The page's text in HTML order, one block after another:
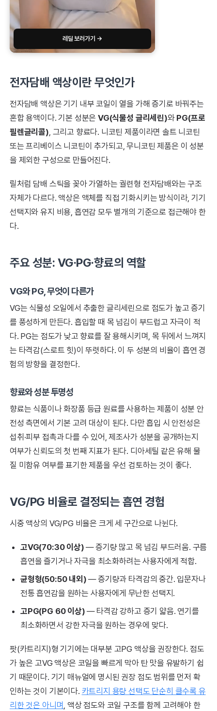
레딜 보러가기 →
전자담배 액상이란 무엇인가
전자담배 액상은 기기 내부 코일이 열을 가해 증기로 바꿔주는
혼합 용액이다. 기본 성분은VG(식물성 글리세린)와 PG(프로
필렌글리콜), 그리고 향료다. 니코틴 제품이라면 솔트 니코틴
또는 프리베이스 니코틴이 추가되고, 무니코틴 제품은 이 성분
을 제외한 구성으로 만들어진다.
릴처럼 담배 스틱을 꽂아 가열하는 궐련형 전자담배와는 구조
자체가 다르다. 액상은 액체를 직접 기화시키는 방식이라, 기기
선택지와 유지 비용, 흡연감 모두 별개의 기준으로 접근해야 한
다.
주요 성분: VG·PG·향료의 역할
VG와 PG, 무엇이 다른가
VG는 식물성 오일에서 추출한 글리세린으로 점도가 높고 증기
를 풍성하게 만든다. 흡입할 때 목 넘김이 부드럽고 자극이 적
다. PG는 점도가 낮고 향료를 잘 용해시키며, 목 뒤에서 느껴지
는 타격감(스로트 힛)이 뚜렷하다. 이 두 성분의 비율이 흡연 경
험의 방향을 결정한다.
향료와 성분 투명성
향료는 식품이나 화장품 등급 원료를 사용하는 제품이 성분 안
전성 측면에서 기본 고려 대상이 된다. 다만 흡입 시 안전성은
섭취·피부 접촉과 다를 수 있어, 제조사가 성분을 공개하는지
여부가 신뢰도의 첫 번째 지표가 된다. 디아세틸 같은 유해 물
질 미함유 여부를 표기한 제품을 우선 검토하는 것이 좋다.
VG/PG 비율로 결정되는 흡연 경험
시중 액상의 VG/PG 비율은 크게 세 구간으로 나뉜다.
고VG(70:30 이상) — 증기량 많고 목 넘김 부드러움. 구름
흡연을 즐기거나 자극을 최소화하려는 사용자에게 적합.
균형형(50:50 내외) — 증기량과 타격감의 중간. 입문자나
전통 흡연감을 원하는 사용자에게 무난한 선택지.
고PG(PG 60 이상) — 타격감 강하고 증기 얇음. 연기를
최소화하면서 강한 자극을 원하는 경우에 맞다.
팟(카트리지)형 기기에는 대부분 고PG 액상을 권장한다. 점도
가 높은 고VG 액상은 코일을 빠르게 막아 탄 맛을 유발하기 쉽
기 때문이다. 기기 매뉴얼에 명시된 권장 점도 범위를 먼저 확
인하는 것이 기본이다. 카트리지 용량 선택도 단순히 클수록 유
리한 것은 아니며 , 액상 점도와 코일 구조를 함께 고려해야 한